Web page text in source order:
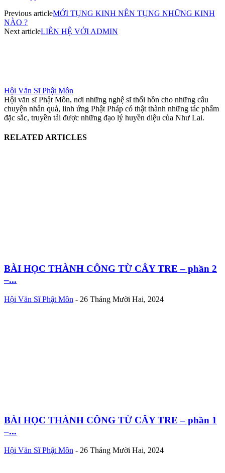
Previous articleMỚI TỤNG KINH NÊN TỤNG NHỮNG KINH
NÀO ?
Next articleLIÊN HỆ VỚI ADMIN
Hội Văn Sĩ Phật Môn
Hội văn sĩ Phật Môn, nơi những nghệ sĩ thổi hồn cho những câu
chuyện nhân quả, linh ứng Phật Pháp có thật thành những tác phẩm
đặc sắc, truyền tải được những đạo lý huyền diệu của Như Lai.
RELATED ARTICLES
BÀI HỌC THÀNH CÔNG TỪ CÂY TRE – phần 2
–...
Hội Văn Sĩ Phật Môn - 26 Tháng Mười Hai, 2024
BÀI HỌC THÀNH CÔNG TỪ CÂY TRE – phần 1
–...
Hội Văn Sĩ Phật Môn - 26 Tháng Mười Hai, 2024